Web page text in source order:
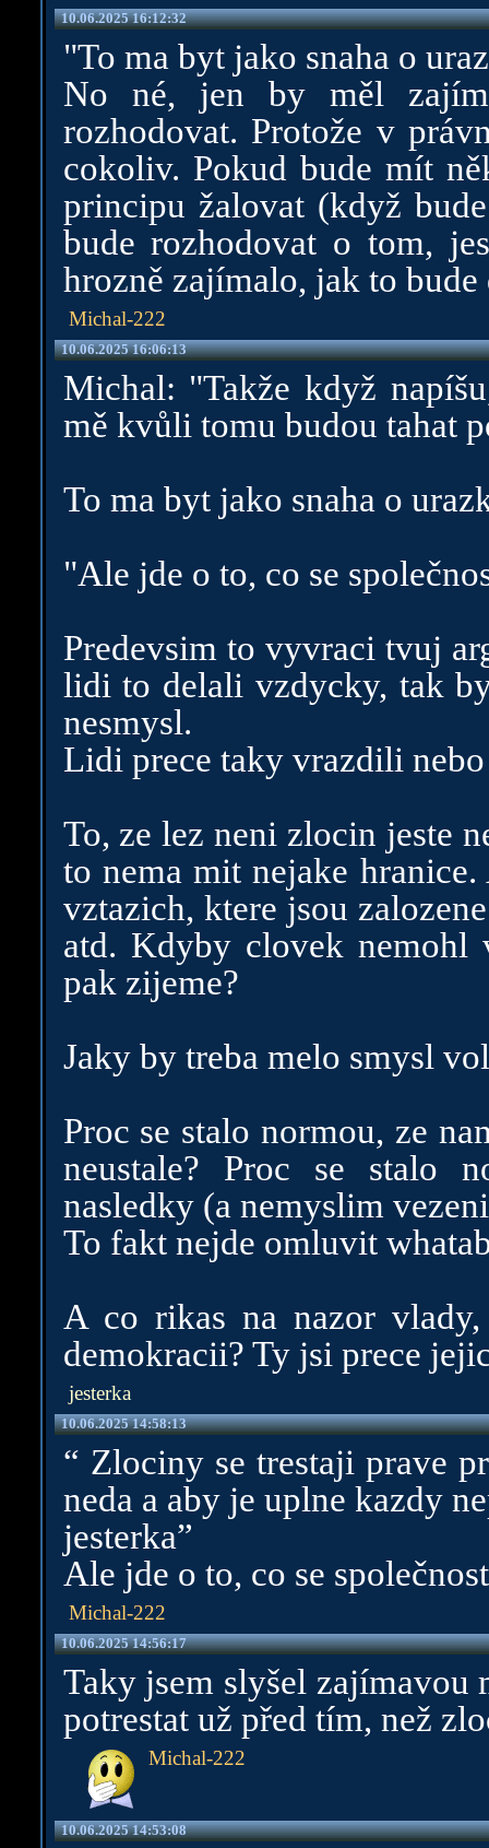
10.06.2025 16:12:32
"To ma byt jako snaha o
No né, jen by měl
rozhodovat. Protože v
cokoliv. Pokud bude mít
principu žalovat (když
bude rozhodovat o tom,
hrozně zajímalo, jak to bude
Michal-222
10.06.2025 16:06:13
Michal: "Takže když
mě kvůli tomu budou tahat
To ma byt jako snaha o
"Ale jde o to, co se
Predevsim to vyvraci tvuj
lidi to delali vzdycky, tak
nesmysl.
Lidi prece taky vrazdili
To, ze lez neni zlocin jeste
to nema mit nejake
vztazich, ktere jsou
atd. Kdyby clovek
pak zijeme?
Jaky by treba melo smysl
Proc se stalo normou, ze
neustale? Proc se stalo
nasledky (a nemyslim
To fakt nejde omluvit
A co rikas na nazor
demokracii? Ty jsi prece
jesterka
10.06.2025 14:58:13
“ Zlociny se trestaji prave
neda a aby je uplne kazdy
jesterka”
Ale jde o to, co se
Michal-222
10.06.2025 14:56:17
Taky jsem slyšel zajímavou
potrestat už před tím, než
Michal-222
10.06.2025 14:53:08